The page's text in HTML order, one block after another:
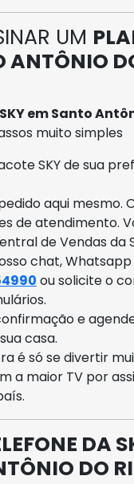
UM
ANTÔNIO
em Santo
muito simples
SKY de sua
aqui mesmo.
de atendimento.
de Vendas da
chat, Whatsapp
ou solicite o
e
casa.
é só se divertir
a maior TV por
DA
DO